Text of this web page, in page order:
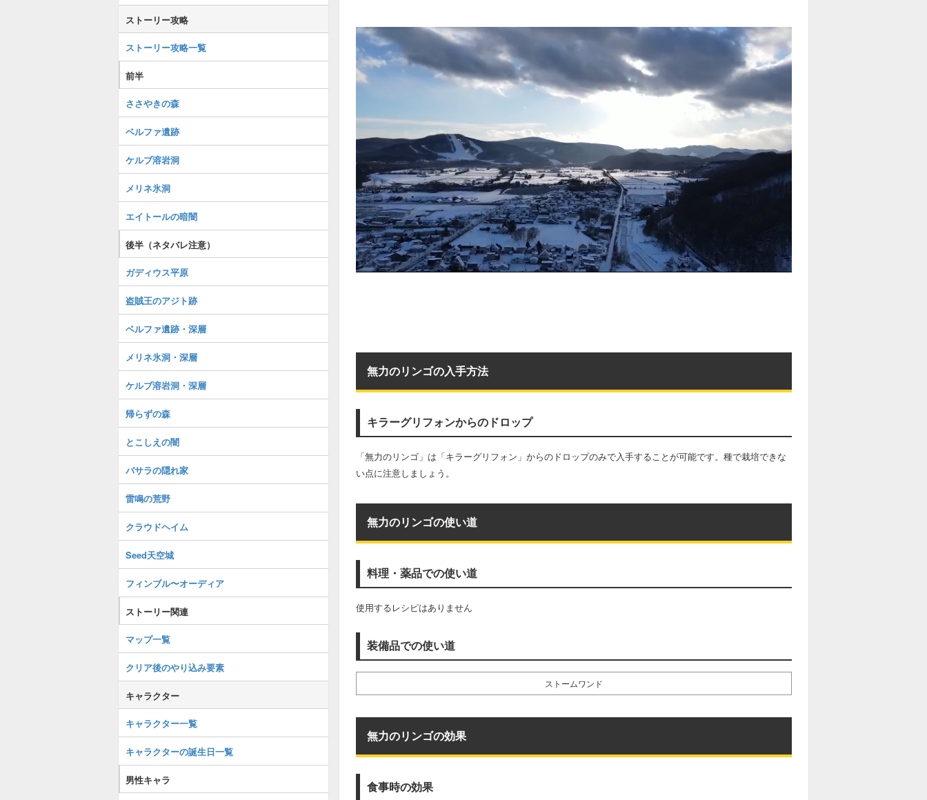
無力のリンゴの入手方法
キラーグリフォンからのドロップ
「無力のリンゴ」は「キラーグリフォン」からのドロップのみで入手することが可能です。種で栽培できな
い点に注意しましょう。
無力のリンゴの使い道
料理・薬品での使い道
使用するレシピはありません
装備品での使い道
ストームワンド
無力のリンゴの効果
食事時の効果
ストーリー攻略
ストーリー攻略一覧
前半
ささやきの森
ベルファ遺跡
ケルブ溶岩洞
メリネ氷洞
エイトールの暗闇
後半（ネタバレ注意）
ガディウス平原
盗賊王のアジト跡
ベルファ遺跡・深層
メリネ氷洞・深層
ケルブ溶岩洞・深層
帰らずの森
とこしえの闇
バサラの隠れ家
雷鳴の荒野
クラウドヘイム
Seed天空城
フィンブル〜オーディア
ストーリー関連
マップ一覧
クリア後のやり込み要素
キャラクター
キャラクター一覧
キャラクターの誕生日一覧
男性キャラ